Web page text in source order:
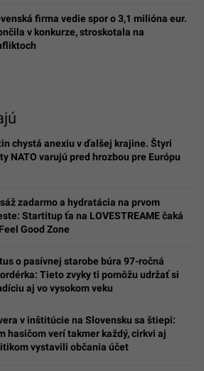
firma vedie spor o 3,1 milióna eur.
v konkurze, stroskotala na
chystá anexiu v ďalšej krajine. Štyri
NATO varujú pred hrozbou pre Európu
zadarmo a hydratácia na prvom
Startitup ťa na LOVESTREAME čaká
Good Zone
o pasívnej starobe búra 97-ročná
Tieto zvyky ti pomôžu udržať si
aj vo vysokom veku
v inštitúcie na Slovensku sa štiepi:
hasičom verí takmer každý, cirkvi aj
vystavili občania účet